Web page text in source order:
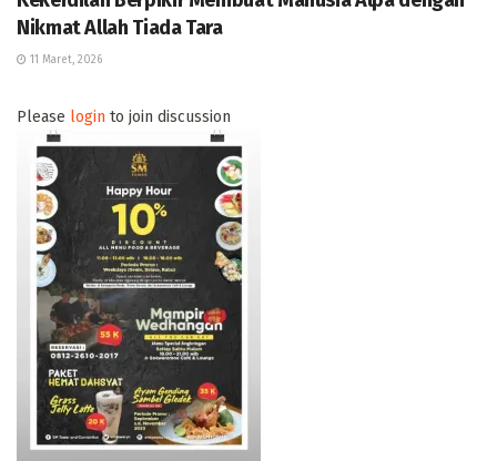
Nikmat Allah Tiada Tara
11 Maret, 2026
Please login to join discussion